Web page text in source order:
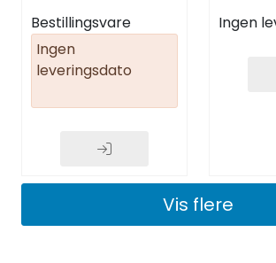
Bestillingsvare
Ingen
leveringsdato
Ingen
Vis flere